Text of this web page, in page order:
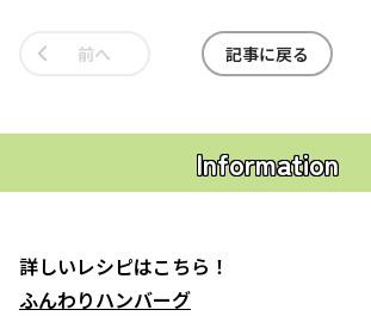
前へ 記事に戻る
Information
詳しいレシピはこちら！
ふんわりハンバーグ